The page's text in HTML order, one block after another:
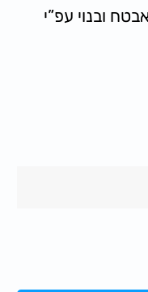
ובנוי עפ”י
בנוסף מנשאים (10 יח' למנשא) ומחסום